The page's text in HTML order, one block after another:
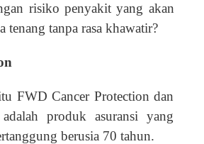
risiko penyakit yang akan
tanpa rasa khawatir?
FWD Cancer Protection dan
produk asuransi yang
berusia 70 tahun.